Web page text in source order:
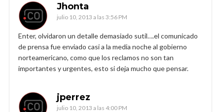
Jhonta
julio 10, 2013 a las 3:56 PM
Enter, olvidaron un detalle demasiado sutil….el comunicado
de prensa fue enviado casi a la media noche al gobierno
norteamericano, como que los reclamos no son tan
importantes y urgentes, esto si deja mucho que pensar.
jperrez
julio 10, 2013 a las 4:00 PM